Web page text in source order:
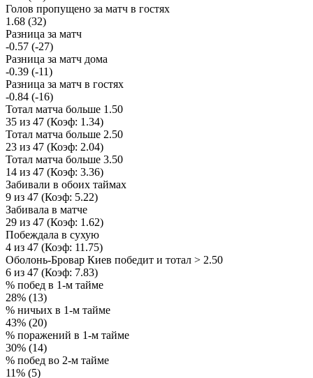
Голов пропущено за матч в гостях
1.68 (32)
Разница за матч
-0.57 (-27)
Разница за матч дома
-0.39 (-11)
Разница за матч в гостях
-0.84 (-16)
Тотал матча больше 1.50
35 из 47 (Коэф: 1.34)
Тотал матча больше 2.50
23 из 47 (Коэф: 2.04)
Тотал матча больше 3.50
14 из 47 (Коэф: 3.36)
Забивали в обоих таймах
9 из 47 (Коэф: 5.22)
Забивала в матче
29 из 47 (Коэф: 1.62)
Побеждала в сухую
4 из 47 (Коэф: 11.75)
Оболонь-Бровар Киев победит и тотал > 2.50
6 из 47 (Коэф: 7.83)
% побед в 1-м тайме
28% (13)
% ничьих в 1-м тайме
43% (20)
% поражений в 1-м тайме
30% (14)
% побед во 2-м тайме
11% (5)